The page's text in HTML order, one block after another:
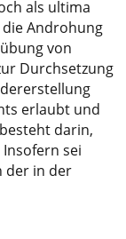
als ultima
Androhung
von
Durchsetzung
erlaubt und
darin,
sei
der in der